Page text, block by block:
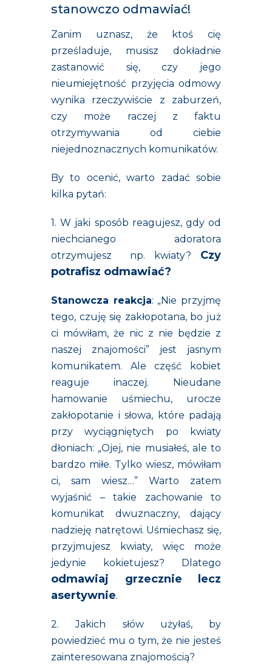
stanowczo odmawiać!
Zanim uznasz, że ktoś cię
prześladuje, musisz dokładnie
zastanowić się, czy jego
nieumiejętność przyjęcia odmowy
wynika rzeczywiście z zaburzeń,
czy może raczej z faktu
otrzymywania od ciebie
niejednoznacznych komunikatów.
By to ocenić, warto zadać sobie
kilka pytań:
1. W jaki sposób reagujesz, gdy od
niechcianego adoratora
otrzymujesz np. kwiaty? Czy
potrafisz odmawiać?
Stanowcza reakcja: „Nie przyjmę
tego, czuję się zakłopotana, bo już
ci mówiłam, że nic z nie będzie z
naszej znajomości” jest jasnym
komunikatem. Ale część kobiet
reaguje inaczej. Nieudane
hamowanie uśmiechu, urocze
zakłopotanie i słowa, które padają
przy wyciągniętych po kwiaty
dłoniach: „Ojej, nie musiałeś, ale to
bardzo miłe. Tylko wiesz, mówiłam
ci, sam wiesz…” Warto zatem
wyjaśnić – takie zachowanie to
komunikat dwuznaczny, dający
nadzieję natrętowi. Uśmiechasz się,
przyjmujesz kwiaty, więc może
jedynie kokietujesz? Dlatego
odmawiaj grzecznie lecz
asertywnie.
2. Jakich słów użyłaś, by
powiedzieć mu o tym, że nie jesteś
zainteresowana znajomością?